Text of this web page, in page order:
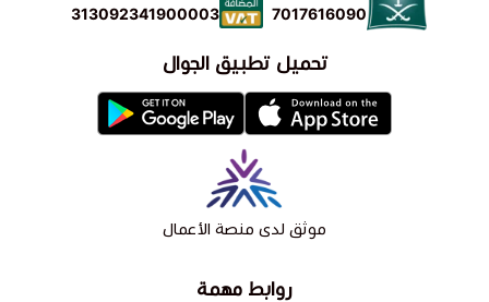
روابط مهمة
7017616090
313092341900003
تحميل تطبيق الجوال
موثق لدى منصة الأعمال